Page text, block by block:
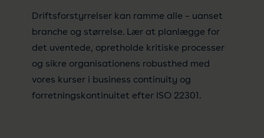
Driftsforstyrrelser kan ramme alle – uanset
branche og størrelse. Lær at planlægge for
det uventede, opretholde kritiske processer
og sikre organisationens robusthed med
vores kurser i business continuity og
forretningskontinuitet efter ISO 22301.